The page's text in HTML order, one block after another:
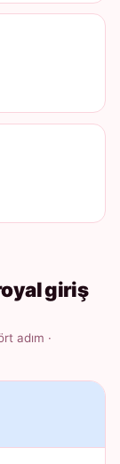
giriş
adım ·